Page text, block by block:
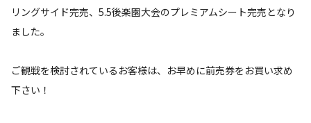
リングサイド完売、5.5後楽園大会のプレミアムシート完売となり
ました。
ご観戦を検討されているお客様は、お早めに前売券をお買い求め
下さい！